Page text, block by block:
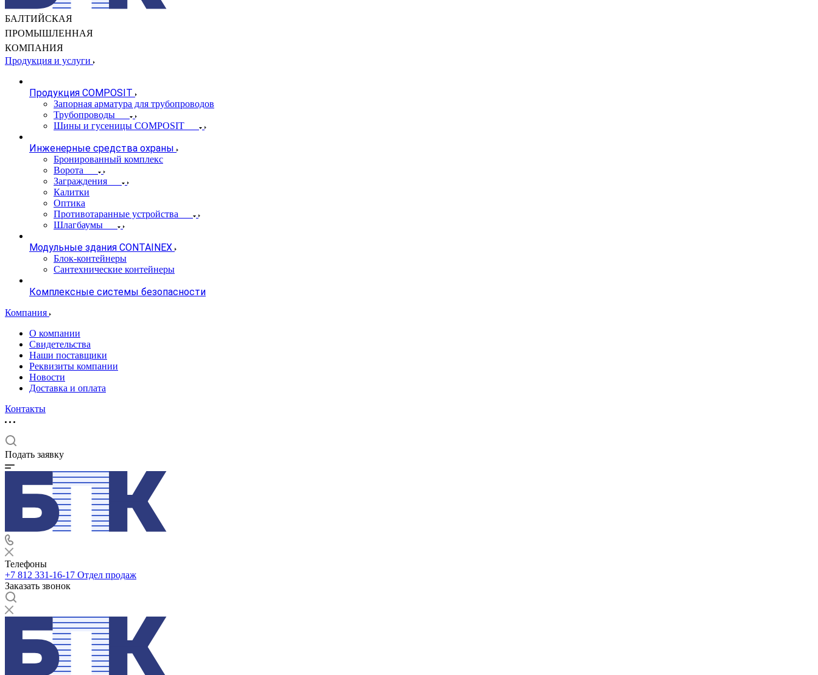
БАЛТИЙСКАЯ
ПРОМЫШЛЕННАЯ
КОМПАНИЯ
Продукция и услуги
Продукция COMPOSIT
Запорная арматура для трубопроводов
Трубопроводы
Шины и гусеницы COMPOSIT
Инженерные средства охраны
Бронированный комплекс
Ворота
Заграждения
Калитки
Оптика
Противотаранные устройства
Шлагбаумы
Модульные здания CONTAINEX
Блок-контейнеры
Сантехнические контейнеры
Комплексные системы безопасности
Компания
О компании
Свидетельства
Наши поставщики
Реквизиты компании
Новости
Доставка и оплата
Контакты
Подать заявку
Телефоны
+7 812 331-16-17 Отдел продаж
Заказать звонок